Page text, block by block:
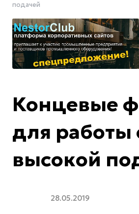
подачей
Концевые
для работы
высокой
28.05.2019